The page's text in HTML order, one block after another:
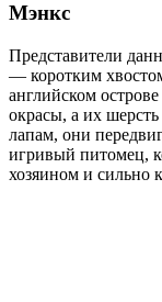
Мэнкс
Представители
— коротким
английском
окрасы, а их
лапам, они
игривый питомец,
хозяином и сильно